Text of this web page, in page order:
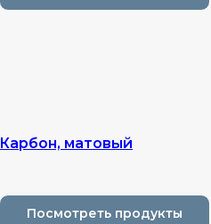
Карбон, матовый
Посмотреть продукты